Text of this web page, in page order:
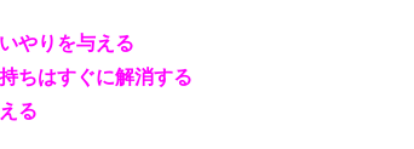
やりを与える
ちはすぐに解消する
る